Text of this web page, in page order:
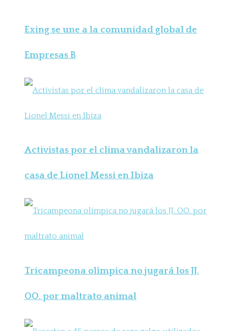
Exing se une a la comunidad global de
Empresas B
Activistas por el clima vandalizaron la
casa de Lionel Messi en Ibiza
Tricampeona olímpica no jugará los JJ.
OO. por maltrato animal